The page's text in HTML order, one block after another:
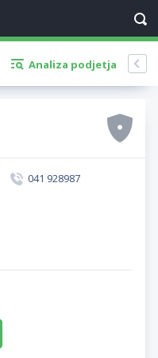
Analiza podjetja
041 928987